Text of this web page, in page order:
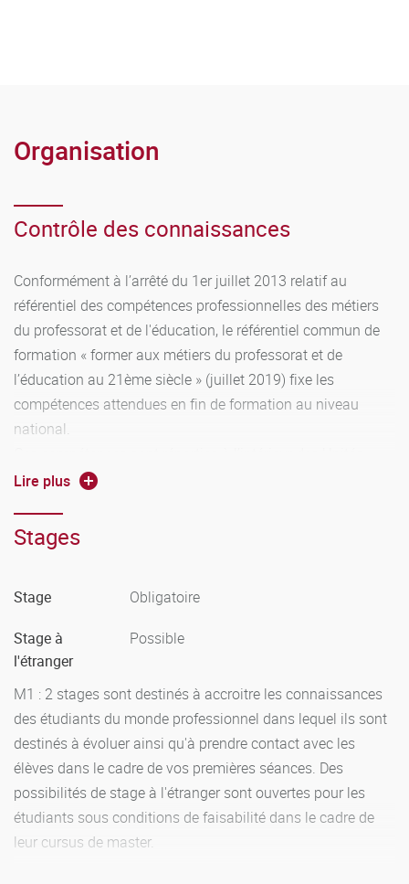
Organisation
Contrôle des connaissances
Conformément à l’arrêté du 1er juillet 2013 relatif au
référentiel des compétences professionnelles des métiers
du professorat et de l'éducation, le référentiel commun de
formation « former aux métiers du professorat et de
l’éducation au 21ème siècle » (juillet 2019) fixe les
compétences attendues en fin de formation au niveau
national.
d’Enseignements (UE). Elles sont évaluées en contrôle
à évaluer les compétences (et les ressources afférentes)
acquises par les étudiants tout au long de la période
et réparties au long des semestres.
formative à l’évaluation, par une communication régulière
aux étudiants des résultats obtenus.
Les évaluations en CCI sont constituées par des tâches
complexes (TC) auxquelles peuvent être adjointes des
tâches simples (TS).
Télécharger le fichier
«Modalites_M3C_MEEF_2nd_degre.pdf» (400.4 Ko)
Lire plus
Stages
Stage Obligatoire
Stage à
l'étranger
Possible
M1 : 2 stages sont destinés à accroitre les connaissances
des étudiants du monde professionnel dans lequel ils sont
destinés à évoluer ainsi qu'à prendre contact avec les
élèves dans le cadre de vos premières séances. Des
possibilités de stage à l'étranger sont ouvertes pour les
étudiants sous conditions de faisabilité dans le cadre de
leur cursus de master.